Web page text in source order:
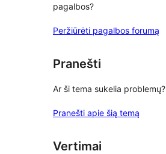
pagalbos?
Peržiūrėti pagalbos forumą
Pranešti
Ar ši tema sukelia problemų?
Pranešti apie šią temą
Vertimai